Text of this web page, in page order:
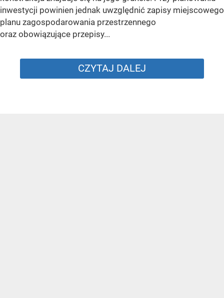
inwestycji powinien jednak uwzględnić zapisy miejscowego
planu zagospodarowania przestrzennego
oraz obowiązujące przepisy...
CZYTAJ DALEJ